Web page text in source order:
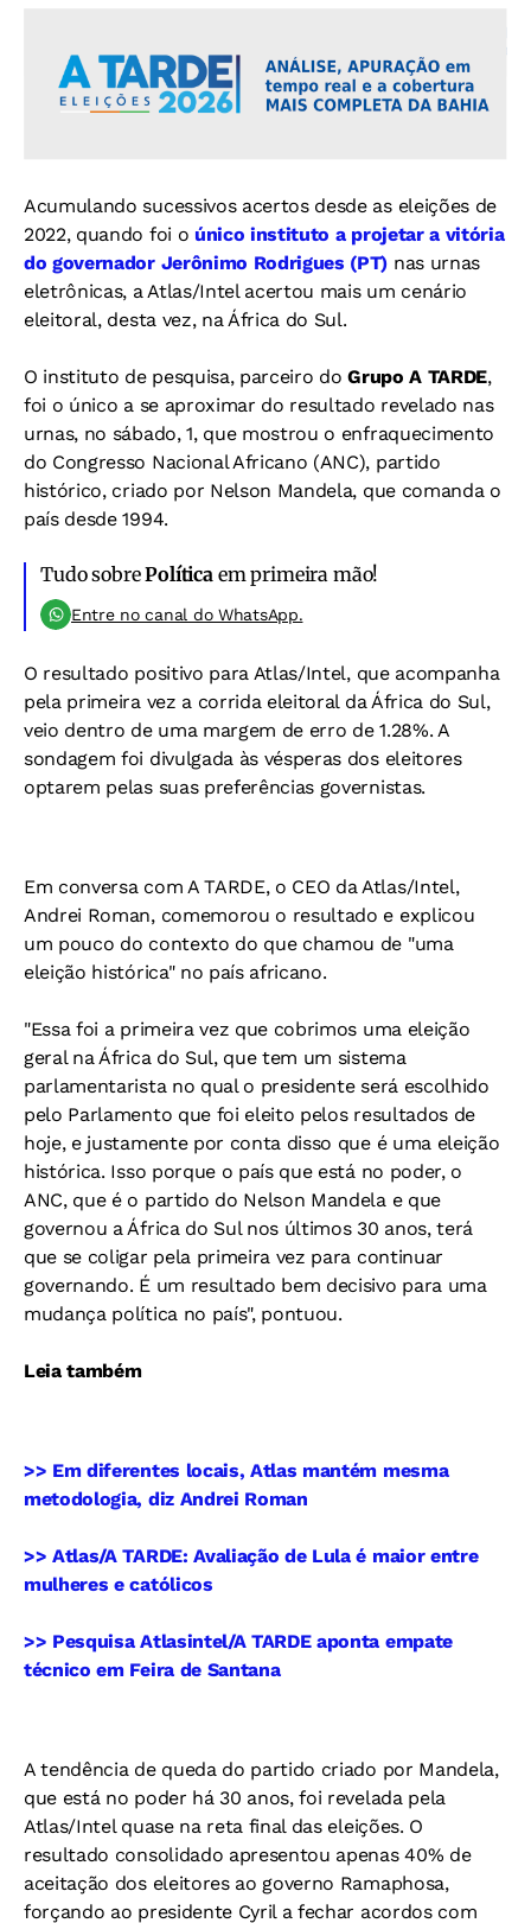
Acumulando sucessivos acertos desde as eleições de
2022, quando foi o único instituto a projetar a vitória
do governador Jerônimo Rodrigues (PT) nas urnas
eletrônicas, a Atlas/Intel acertou mais um cenário
eleitoral, desta vez, na África do Sul.
O instituto de pesquisa, parceiro doGrupo A TARDE,
foi o único a se aproximar do resultado revelado nas
urnas, no sábado, 1, que mostrou o enfraquecimento
do Congresso Nacional Africano (ANC), partido
histórico, criado por Nelson Mandela, que comanda o
país desde 1994.
Tudo sobrePolítica em primeira mão!
Entre no canal do WhatsApp.
O resultado positivo para Atlas/Intel, que acompanha
pela primeira vez a corrida eleitoral da África do Sul,
veio dentro de uma margem de erro de 1.28%. A
sondagem foi divulgada às vésperas dos eleitores
optarem pelas suas preferências governistas.
Em conversa com A TARDE, o CEO da Atlas/Intel,
Andrei Roman, comemorou o resultado e explicou
um pouco do contexto do que chamou de "uma
eleição histórica" no país africano.
"Essa foi a primeira vez que cobrimos uma eleição
geral na África do Sul, que tem um sistema
parlamentarista no qual o presidente será escolhido
pelo Parlamento que foi eleito pelos resultados de
hoje, e justamente por conta disso que é uma eleição
histórica. Isso porque o país que está no poder, o
ANC, que é o partido do Nelson Mandela e que
governou a África do Sul nos últimos 30 anos, terá
que se coligar pela primeira vez para continuar
governando. É um resultado bem decisivo para uma
mudança política no país", pontuou.
Leia também
>> Em diferentes locais, Atlas mantém mesma
metodologia, diz Andrei Roman
>> Atlas/A TARDE: Avaliação de Lula é maior entre
mulheres e católicos
>> Pesquisa Atlasintel/A TARDE aponta empate
técnico em Feira de Santana
A tendência de queda do partido criado por Mandela,
que está no poder há 30 anos, foi revelada pela
Atlas/Intel quase na reta final das eleições. O
resultado consolidado apresentou apenas 40% de
aceitação dos eleitores ao governo Ramaphosa,
forçando ao presidente Cyril a fechar acordos com